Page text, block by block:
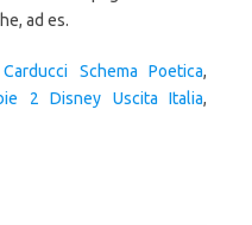
Carducci Schema Poetica,
2 Disney Uscita Italia,